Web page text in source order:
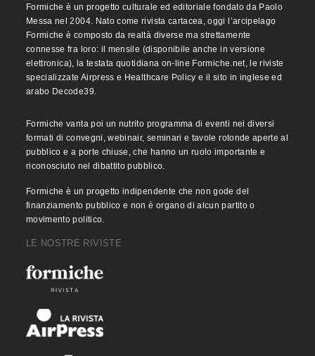
Formiche è un progetto culturale ed editoriale fondato da Paolo
Messa nel 2004. Nato come rivista cartacea, oggi l’arcipelago
Formiche è composto da realtà diverse ma strettamente
connesse fra loro: il mensile (disponibile anche in versione
elettronica), la testata quotidiana on-line Formiche.net, le riviste
specializzate Airpress e Healthcare Policy e il sito in inglese ed
arabo Decode39.
Formiche vanta poi un nutrito programma di eventi nei diversi
formati di convegni, webinair, seminari e tavole rotonde aperte al
pubblico e a porte chiuse, che hanno un ruolo importante e
riconosciuto nel dibattito pubblico.
Formiche è un progetto indipendente che non gode del
finanziamento pubblico e non è organo di alcun partito o
movimento politico.
LE NOSTRE RIVISTE